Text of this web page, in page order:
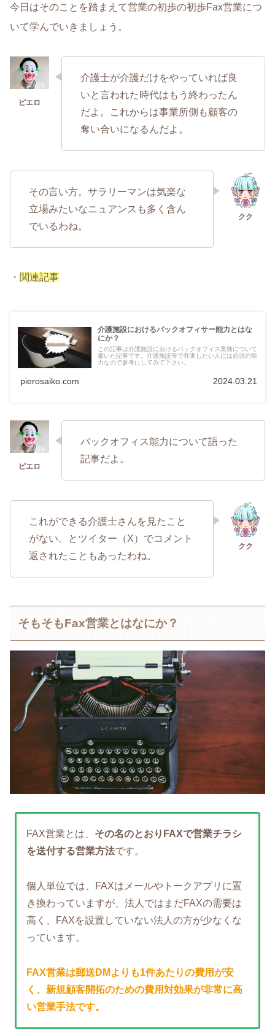
今日はそのことを踏まえて営業の初歩の初歩Fax営業につ
いて学んでいきましょう。
介護士が介護だけをやっていれば良
いと言われた時代はもう終わったん
だよ。これからは事業所側も顧客の
奪い合いになるんだよ。
その言い方。サラリーマンは気楽な
立場みたいなニュアンスも多く含ん
でいるわね。
・ 関連記事
介護施設におけるバックオフィサー能力とはな
にか？
この記事は介護施設におけるバックオフィス業務について
書いた記事です。介護施設等で昇進したい人には必須の能
力なので参考にしてみて下さい。
pierosaiko.com 2024.03.21
バックオフィス能力について語った
記事だよ。
これができる介護士さんを見たこと
がない。とツイター（X）でコメント
返されたこともあったわね。
そもそもFax営業とはなにか？
FAX営業とは、 その名のとおりFAXで営業チラシ
を送付する営業方法です。
個人単位では、FAXはメールやトークアプリに置
き換わっていますが、法人ではまだFAXの需要は
高く、FAXを設置していない法人の方が少なくな
っています。
FAX営業は郵送DMよりも1件あたりの費用が安
く、新規顧客開拓のための費用対効果が非常に高
い営業手法です。